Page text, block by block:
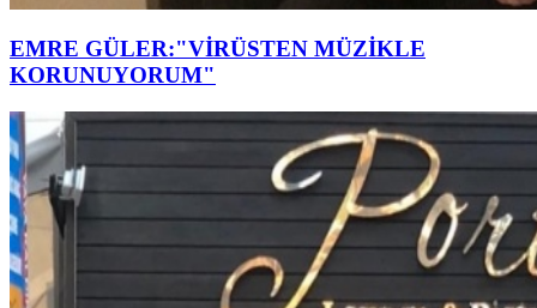
EMRE GÜLER:"VİRÜSTEN MÜZİKLE
KORUNUYORUM"